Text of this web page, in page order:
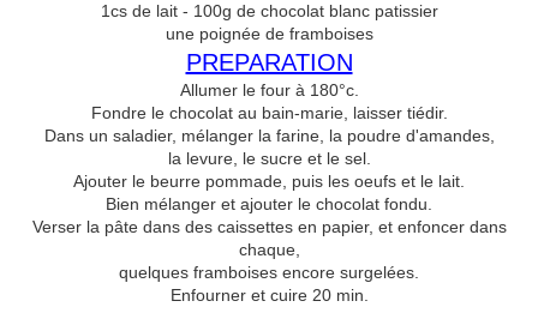
1cs de lait - 100g de chocolat blanc patissier
une poignée de framboises
PREPARATION
Allumer le four à 180°c.
Fondre le chocolat au bain-marie, laisser tiédir.
Dans un saladier, mélanger la farine, la poudre d'amandes,
la levure, le sucre et le sel.
Ajouter le beurre pommade, puis les oeufs et le lait.
Bien mélanger et ajouter le chocolat fondu.
Verser la pâte dans des caissettes en papier, et enfoncer dans
chaque,
quelques framboises encore surgelées.
Enfourner et cuire 20 min.